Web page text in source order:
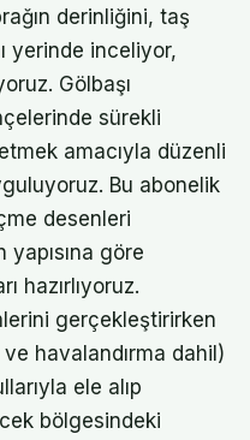
derinliğini, taş
yerinde inceliyor,
Gölbaşı
sürekli
amacıyla düzenli
Bu abonelik
desenleri
göre
hazırlıyoruz.
gerçekleştirirken
havalandırma dahil)
ele alıp
bölgesindeki